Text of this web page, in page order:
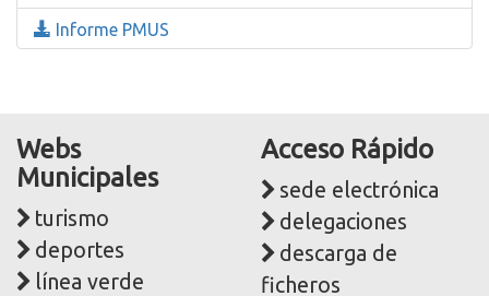
Informe PMUS
Webs
Municipales
turismo
deportes
línea verde
Acceso Rápido
sede electrónica
delegaciones
descarga de
ficheros